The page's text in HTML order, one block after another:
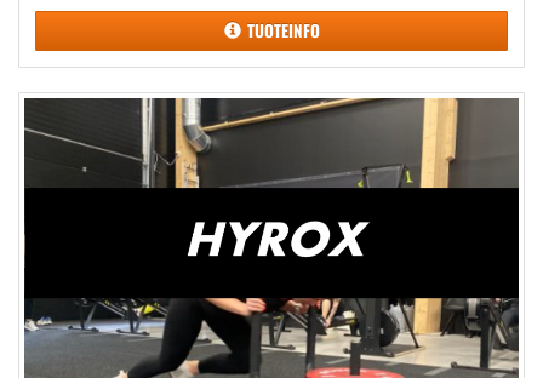
TUOTEINFO